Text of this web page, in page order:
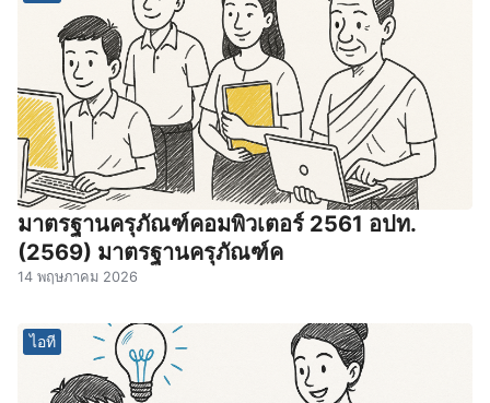
มาตรฐานครุภัณฑ์คอมพิวเตอร์ 2561 อปท.
(2569) มาตรฐานครุภัณฑ์ค
14 พฤษภาคม 2026
ไอที